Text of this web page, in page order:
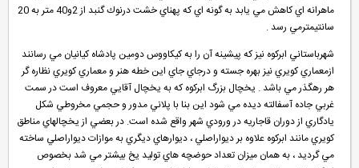
ماهرانه اي كاهش مي يابد به گونه اي كه پهناي خشت درنوك گنبد از 2و40 متر به 20
سانتيمترمي رسد .
شهرباستاني ابركوه نيز كه پيشينه آن را به كيكاووس دومين پادشاه كيانيان مي رسانند
ازمعماري كويري نيز بهره جسته و درجاي جاي اين خطه هنر و معماري كويري نظاره گر
هر رهگذر مي باشد . يخچال بزرگ ابركوه كه به يخچال آقايي معروف است در سمت
غربي جاده آسفالته ديده مي شود اين بنا با پلاني مدور و حجمي مخروطي شكل
يادگاري از دوران قاجاريه در ورودي شهر واقع شده است. در بعضي از يخچالهاي مناطق
كويري مانند ابركوه علاوه بر ديواراصلي ، ديوارهاي ديگري به موازات ديواراصلي ساخته
مي گرديد ، به همان ميزان تعداد حوضچه هاي توليد يخ بيشتر مي شد بخصوص